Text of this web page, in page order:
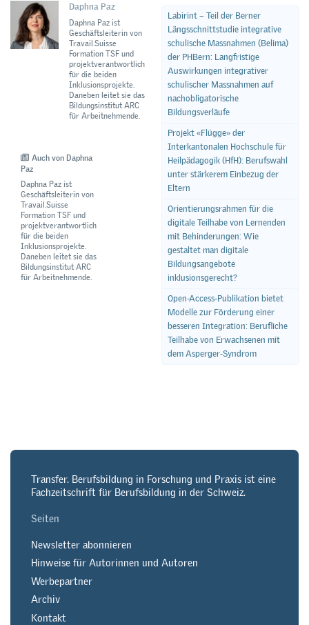
Daphna Paz
Daphna Paz ist
Geschäftsleiterin von
Travail.Suisse
Formation TSF und
projektverantwortlich
für die beiden
Inklusionsprojekte.
Daneben leitet sie das
Bildungsinstitut ARC
für Arbeitnehmende.
Auch von Daphna
Paz
Daphna Paz ist
Geschäftsleiterin von
Travail.Suisse
Formation TSF und
projektverantwortlich
für die beiden
Inklusionsprojekte.
Daneben leitet sie das
Bildungsinstitut ARC
für Arbeitnehmende.
Labirint – Teil der Berner
Längsschnittstudie integrative
schulische Massnahmen (Belima)
der PHBern: Langfristige
Auswirkungen integrativer
schulischer Massnahmen auf
nachobligatorische
Bildungsverläufe
Projekt «Flügge» der
Interkantonalen Hochschule für
Heilpädagogik (HfH): Berufswahl
unter stärkerem Einbezug der
Eltern
Orientierungsrahmen für die
digitale Teilhabe von Lernenden
mit Behinderungen: Wie
gestaltet man digitale
Bildungsangebote
inklusionsgerecht?
Open-Access-Publikation bietet
Modelle zur Förderung einer
besseren Integration: Berufliche
Teilhabe von Erwachsenen mit
dem Asperger-Syndrom
Transfer. Berufsbildung in Forschung und Praxis ist eine
Fachzeitschrift für Berufsbildung in der Schweiz.
Seiten
Newsletter abonnieren
Hinweise für Autorinnen und Autoren
Werbepartner
Archiv
Kontakt